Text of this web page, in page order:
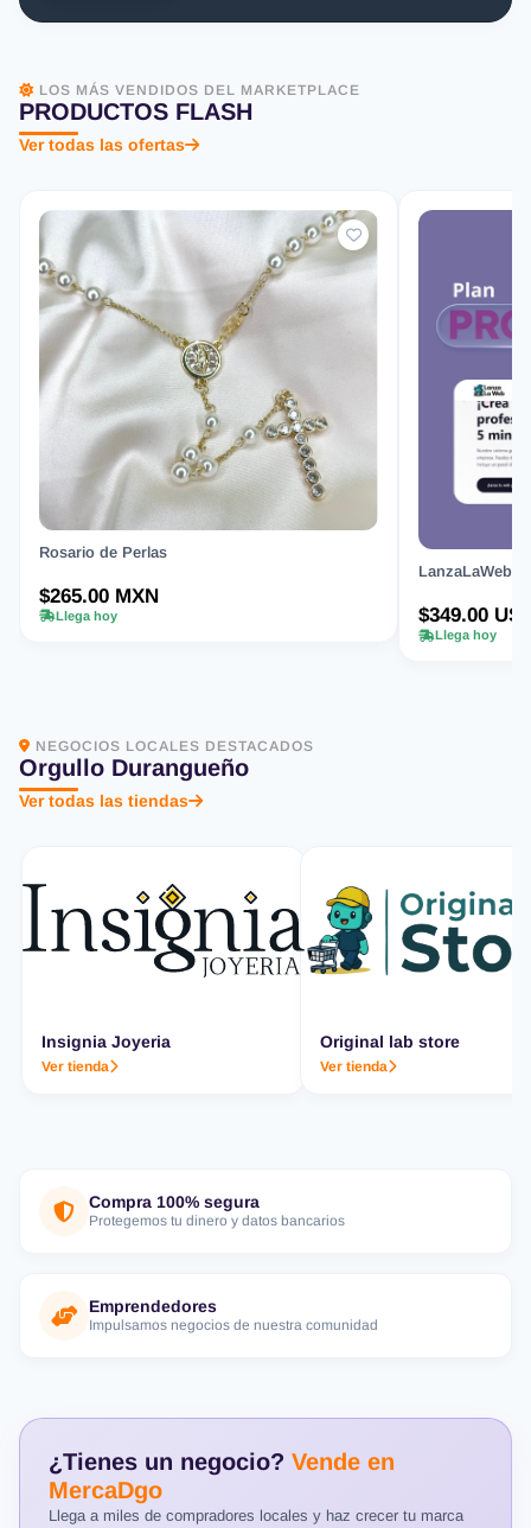
LOS MÁS VENDIDOS DEL MARKETPLACE
PRODUCTOS FLASH
Ver todas las ofertas
Rosario de Perlas
$265.00 MXN
Llega hoy $349.00
Llega hoy
NEGOCIOS LOCALES DESTACADOS
Orgullo Durangueño
Ver todas las tiendas
Insignia Joyeria
Ver tienda
Original lab store
Ver tienda
Compra 100% segura
Protegemos tu dinero y datos bancarios
Emprendedores
Impulsamos negocios de nuestra comunidad
¿Tienes un negocio? Vende en
MercaDgo
Llega a miles de compradores locales y haz crecer tu marca